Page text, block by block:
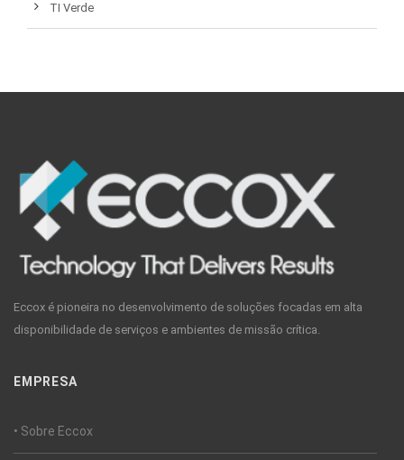
TI Verde
Eccox é pioneira no desenvolvimento de soluções focadas em alta
disponibilidade de serviços e ambientes de missão crítica.
EMPRESA
• Sobre Eccox